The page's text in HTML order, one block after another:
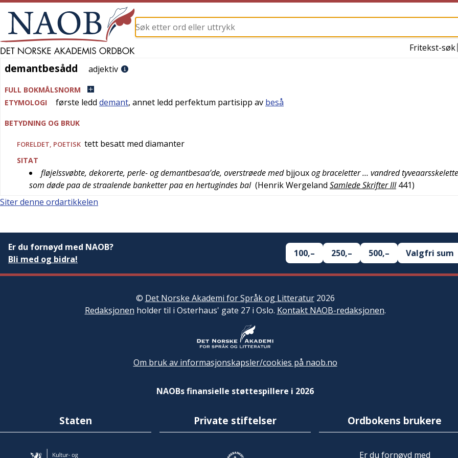
Fritekst-søk
demantbesådd
demantbesådd adjektiv
FULL BOKMÅLSNORM
ETYMOLOGI
første ledd demant, annet ledd perfektum partisipp av beså
BETYDNING OG BRUK
FORELDET POETISK tett besatt med diamanter
SITAT
fløjelssvøbte, dekorerte, perle- og demantbesaa’de, overstrøede medbjjouxog braceletter … vandred
som døde paa de straalende banketter paa en hertugindes bal (Henrik Wergeland Samlede Skrifter III 441)
Siter denne ordartikkelen
Er du fornøyd med NAOB?
Bli med og bidra!
100,– 250,– 500,– Valgfri sum
© Det Norske Akademi for Språk og Litteratur2026
Redaksjonen holder til i Osterhaus' gate 27 i Oslo. Kontakt NAOB-redaksjonen.
Om bruk av informasjonskapsler/cookies på naob.no
NAOBs finansielle støttespillere i 2026
Staten Private stiftelser Ordbokens brukere
Er du fornøyd med